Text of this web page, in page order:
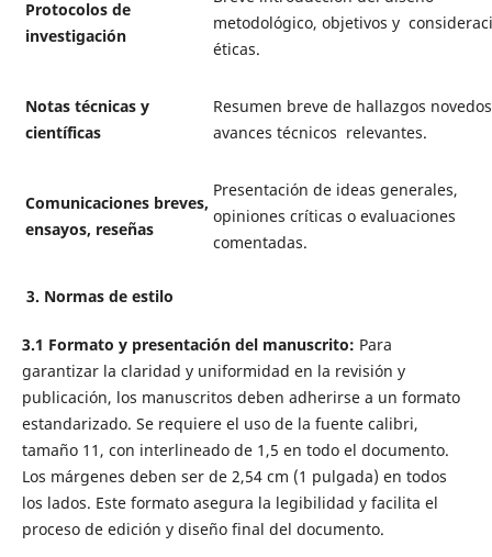
Protocolos de
investigación
metodológico, objetivos y
éticas.
Notas técnicas y
científicas
Resumen breve de hallazgos
avances técnicos relevantes.
Comunicaciones breves,
ensayos, reseñas
Presentación de ideas generales,
opiniones críticas o evaluaciones
comentadas.
3. Normas de estilo
3.1 Formato y presentación del manuscrito: Para
garantizar la claridad y uniformidad en la revisión y
publicación, los manuscritos deben adherirse a un formato
estandarizado. Se requiere el uso de la fuente calibri,
tamaño 11, con interlineado de 1,5 en todo el documento.
Los márgenes deben ser de 2,54 cm (1 pulgada) en todos
los lados. Este formato asegura la legibilidad y facilita el
proceso de edición y diseño final del documento.